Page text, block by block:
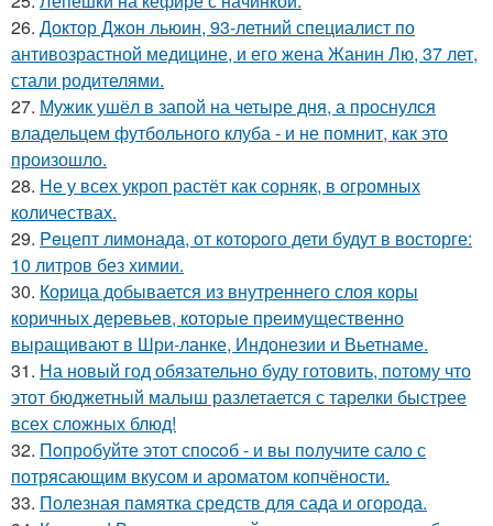
26. Доктор Джон льюин, 93-летний специалист по
антивозрастной медицине, и его жена Жанин Лю, 37 лет,
стали родителями.
27. Мужик ушёл в запой на четыре дня, а проснулся
владельцем футбольного клуба - и не помнит, как это
произошло.
28. Не у всех укроп растёт как сорняк, в огромных
количествах.
29. Peцепт лимонада, от котopoго дети будут в восторге:
10 литров без химии.
30. Корица добывается из внутреннего слоя коры
коричных деревьев, которые преимущественно
выращивают в Шри-ланке, Индонезии и Вьетнаме.
31. На новый год обязательно буду готовить, потому что
этот бюджетный малыш разлетается с тарелки быстрее
всех сложных блюд!
32. Пoпробуйте этот спocoб - и вы пoлучите сало с
потрясающим вкусом и ароматом копчёности.
33. Полезная памятка средств для сада и огорода.